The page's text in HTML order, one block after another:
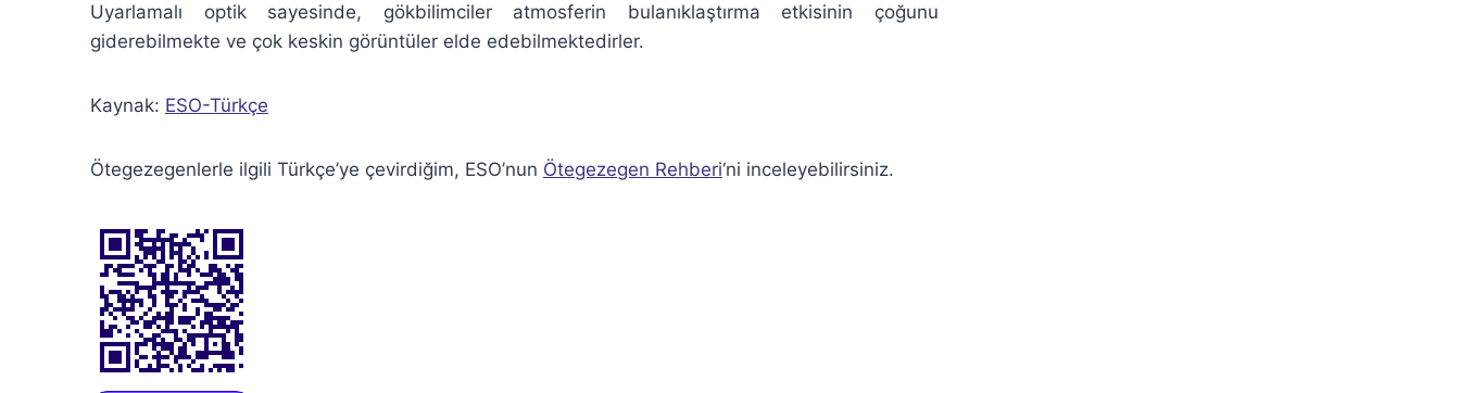
Uyarlamalı optik sayesinde, gökbilimciler atmosferin bulanıklaştırma etkisinin çoğunu
giderebilmekte ve çok keskin görüntüler elde edebilmektedirler.
Kaynak: ESO-Türkçe
Ötegezegenlerle ilgili Türkçe’ye çevirdiğim, ESO’nun Ötegezegen Rehberi‘ni inceleyebilirsiniz.